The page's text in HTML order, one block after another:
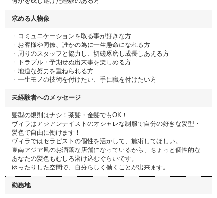
求める人物像
・コミュニケーションを取る事が好きな方
・お客様や同僚、誰かの為に一生懸命になれる方
・周りのスタッフと協力し、切磋琢磨し成長しあえる方
・トラブル・予期せぬ出来事を楽しめる方
・地道な努力を重ねられる方
・一生モノの技術を付けたい、手に職を付けたい方
未経験者へのメッセージ
髪型の規則はナシ！茶髪・金髪でもOK！
ヴィラはアジアンテイストのオシャレな制服で自分の好きな髪型・
髪色で自由に働けます！
ヴィラではセラピストの個性を活かして、施術してほしい。
東南アジア風のお洒落な店舗になっているから、ちょっと個性的な
あなたの髪色もむしろ溶け込むぐらいです。
ゆったりした空間で、自分らしく働くことが出来ます。
勤務地